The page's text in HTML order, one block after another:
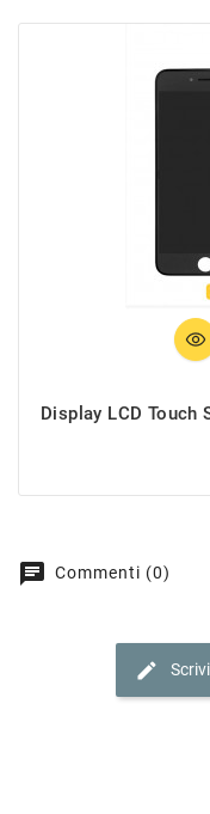
Display LCD Touch
chat Commenti (0)
edit